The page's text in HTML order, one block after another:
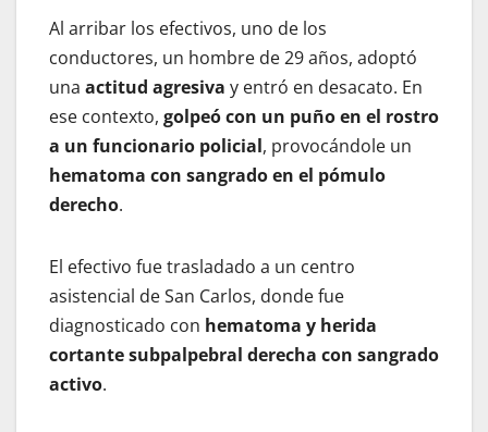
Al arribar los efectivos, uno de los
conductores, un hombre de 29 años, adoptó
una actitud agresiva y entró en desacato. En
ese contexto, golpeó con un puño en el rostro
a un funcionario policial, provocándole un
hematoma con sangrado en el pómulo
derecho.
El efectivo fue trasladado a un centro
asistencial de San Carlos, donde fue
diagnosticado con hematoma y herida
cortante subpalpebral derecha con sangrado
activo.